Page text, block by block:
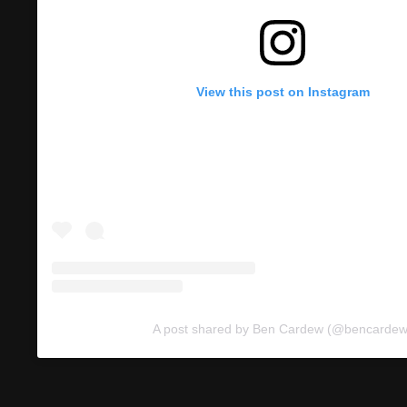
View this post on Instagram
A post shared by Ben Cardew